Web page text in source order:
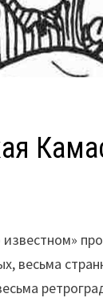
известном»
весьма